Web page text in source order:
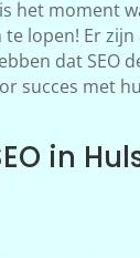
het moment
lopen! Er zijn
dat SEO
succes met
in